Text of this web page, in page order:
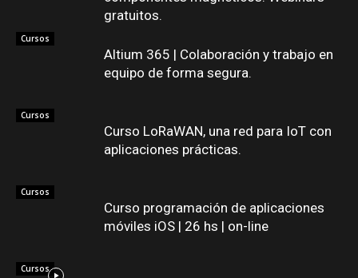
gratuitos.
Cursos
Altium 365 | Colaboración y trabajo en
equipo de forma segura.
Cursos
Curso LoRaWAN, una red para IoT con
aplicaciones prácticas.
Cursos
Curso programación de aplicaciones
móviles iOS | 26 hs | on-line
Cursos